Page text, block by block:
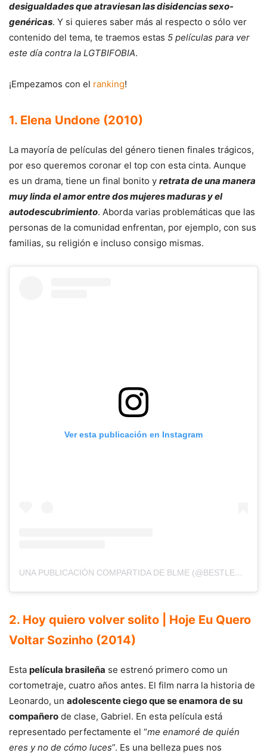
desigualdades que atraviesan las disidencias sexo-
genéricas. Y si quieres saber más al respecto o sólo ver
contenido del tema, te traemos estas 5 películas para ver
este día contra la LGTBIFOBIA.
¡Empezamos con el ranking!
1. Elena Undone (2010)
La mayoría de películas del género tienen finales trágicos,
por eso queremos coronar el top con esta cinta. Aunque
es un drama, tiene un final bonito y retrata de una manera
muy linda el amor entre dos mujeres maduras y el
autodescubrimiento. Aborda varias problemáticas que las
personas de la comunidad enfrentan, por ejemplo, con sus
familias, su religión e incluso consigo mismas.
Ver esta publicación en Instagram
UNA PUBLICACIÓN COMPARTIDA DE BLME (@BESTLESBIANMOVIESEVER)
2. Hoy quiero volver solito | Hoje Eu Quero
Voltar Sozinho (2014)
Esta película brasileña se estrenó primero como un
cortometraje, cuatro años antes. El film narra la historia de
Leonardo, un adolescente ciego que se enamora de su
compañero de clase, Gabriel. En esta película está
representado perfectamente el “me enamoré de quién
eres y no de cómo luces”. Es una belleza pues nos